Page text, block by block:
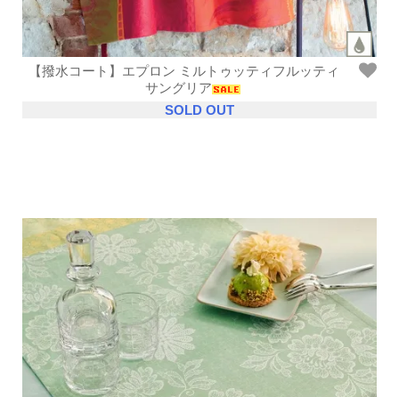
【撥水コート】エプロン ミルトゥッティフルッティ
サングリア
SOLD OUT